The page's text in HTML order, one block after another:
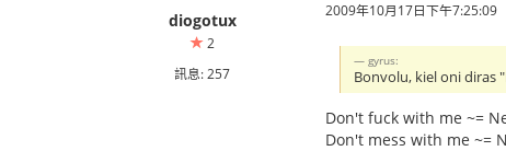
diogotux
2
訊息: 257
2009年10月17日下午7:25:09
gyrus:
Bonvolu, kiel oni diras
Don't fuck with me ~=
Don't mess with me ~=